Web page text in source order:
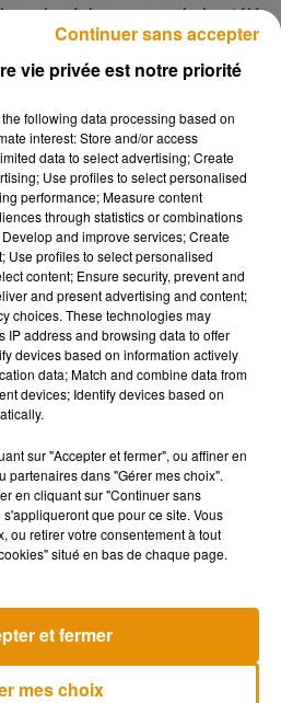
qui précise que seuls les télés
seront concernées.
publicité
peut-être un peu lésés, notez
pourraient une nouvelle fois
bien que le chiffre d’affaires de la
cette année, à hauteur de
une note des analystes d’UBS
par Variety.
de la publicités dans tous ses
Précisant qu’il est possible de les
supplémentaires. Cette offre ne
séries et documentaires ; les
quoiqu’il arrive soumis à des
sort enfin le remix de « Love
» avec Kylie Minogue
vie privée est notre priorité
following data processing based on
interest: Store and/or access
data to select advertising; Create
Use profiles to select personalised
performance; Measure content
through statistics or combinations
and improve services; Create
Use profiles to select personalised
content; Ensure security, prevent and
and present advertising and content;
choices. These technologies may
IP address and browsing data to offer
devices based on information actively
data; Match and combine data from
devices; Identify devices based on
sur "Accepter et fermer", ou affiner en
partenaires dans "Gérer mes choix".
en cliquant sur "Continuer sans
que pour ce site. Vous
ou retirer votre consentement à tout
situé en bas de chaque page.
mes choix
et fermer
Continuer sans accepter